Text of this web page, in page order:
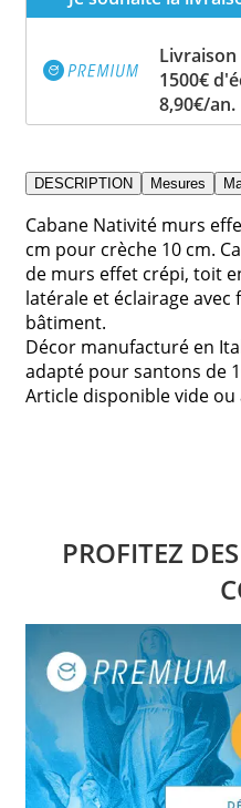
Livraison
1500€
8,90€/an.
DESCRIPTION Mesures
Cabane Nativité murs
cm pour crèche 10 cm.
de murs effet crépi, toit
latérale et éclairage avec
bâtiment.
Décor manufacturé en
adapté pour santons de
Article disponible vide ou
PROFITEZ